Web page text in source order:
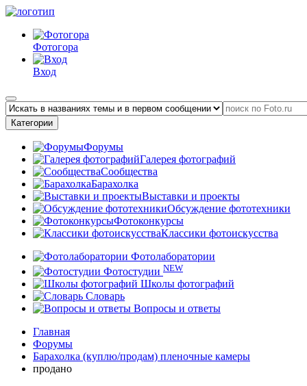
Фотогора
Вход
Категории
Форумы
Галерея фотографий
Сообщества
Барахолка
Выставки и проекты
Обсуждение фототехники
Фотоконкурсы
Классики фотоискусства
Фотолаборатории
Фотостудии NEW
Школы фотографий
Словарь
Вопросы и ответы
Главная
Форумы
Барахолка (куплю/продам) пленочные камеры
продано